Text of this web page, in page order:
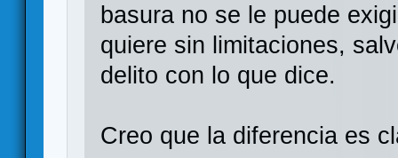
basura no se le puede
quiere sin limitaciones,
delito con lo que dice.
Creo que la diferencia es